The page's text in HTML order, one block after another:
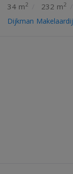
34 m2 232 m2
Dijkman Makelaardij